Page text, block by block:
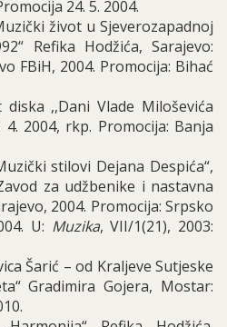
24. 5. 2004.
život u Sjeverozapadnoj
Refika Hodžića, Sarajevo:
FBiH, 2004. Promocija: Bihać
diska ,,Dani Vlade Miloševića
4. 2004, rkp. Promocija: Banja
stilovi Dejana Despića“,
za udžbenike i nastavna
2004. Promocija: Srpsko
U: Muzika, VII/1(21), 2003:
Šarić – od Kraljeve Sutjeske
Gradimira Gojera, Mostar: